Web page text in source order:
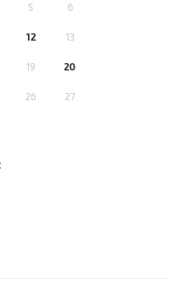
5 6
12 13
19 20
26 27